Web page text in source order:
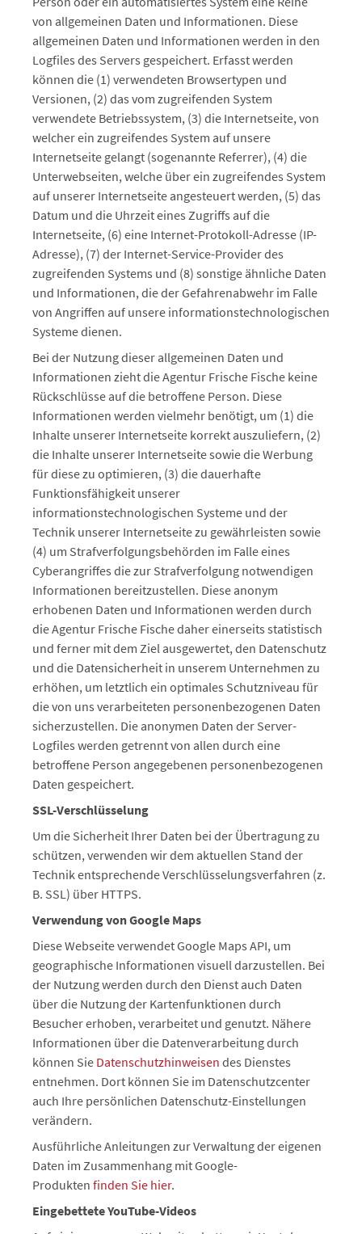
von allgemeinen Daten und Informationen. Diese
allgemeinen Daten und Informationen werden in den
Logfiles des Servers gespeichert. Erfasst werden
können die (1) verwendeten Browsertypen und
Versionen, (2) das vom zugreifenden System
verwendete Betriebssystem, (3) die Internetseite, von
welcher ein zugreifendes System auf unsere
Internetseite gelangt (sogenannte Referrer), (4) die
Unterwebseiten, welche über ein zugreifendes System
auf unserer Internetseite angesteuert werden, (5) das
Datum und die Uhrzeit eines Zugriffs auf die
Internetseite, (6) eine Internet-Protokoll-Adresse (IP-
Adresse), (7) der Internet-Service-Provider des
zugreifenden Systems und (8) sonstige ähnliche Daten
und Informationen, die der Gefahrenabwehr im Falle
von Angriffen auf unsere informationstechnologischen
Systeme dienen.
Bei der Nutzung dieser allgemeinen Daten und
Informationen zieht die Agentur Frische Fische keine
Rückschlüsse auf die betroffene Person. Diese
Informationen werden vielmehr benötigt, um (1) die
Inhalte unserer Internetseite korrekt auszuliefern, (2)
die Inhalte unserer Internetseite sowie die Werbung
für diese zu optimieren, (3) die dauerhafte
Funktionsfähigkeit unserer
informationstechnologischen Systeme und der
Technik unserer Internetseite zu gewährleisten sowie
(4) um Strafverfolgungsbehörden im Falle eines
Cyberangriffes die zur Strafverfolgung notwendigen
Informationen bereitzustellen. Diese anonym
erhobenen Daten und Informationen werden durch
die Agentur Frische Fische daher einerseits statistisch
und ferner mit dem Ziel ausgewertet, den Datenschutz
und die Datensicherheit in unserem Unternehmen zu
erhöhen, um letztlich ein optimales Schutzniveau für
die von uns verarbeiteten personenbezogenen Daten
sicherzustellen. Die anonymen Daten der Server-
Logfiles werden getrennt von allen durch eine
betroffene Person angegebenen personenbezogenen
Daten gespeichert.
SSL-Verschlüsselung
Um die Sicherheit Ihrer Daten bei der Übertragung zu
schützen, verwenden wir dem aktuellen Stand der
Technik entsprechende Verschlüsselungsverfahren (z.
B. SSL) über HTTPS.
Verwendung von Google Maps
Diese Webseite verwendet Google Maps API, um
geographische Informationen visuell darzustellen. Bei
der Nutzung werden durch den Dienst auch Daten
über die Nutzung der Kartenfunktionen durch
Besucher erhoben, verarbeitet und genutzt. Nähere
Informationen über die Datenverarbeitung durch
können Sie Datenschutzhinweisen des Dienstes
entnehmen. Dort können Sie im Datenschutzcenter
auch Ihre persönlichen Datenschutz-Einstellungen
verändern.
Ausführliche Anleitungen zur Verwaltung der eigenen
Daten im Zusammenhang mit Google-
Produkten finden Sie hier.
Eingebettete YouTube-Videos